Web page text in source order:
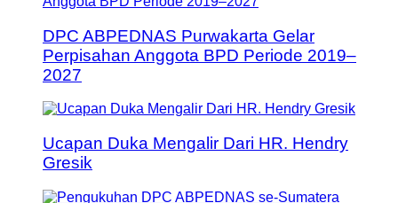
DPC ABPEDNAS Purwakarta Gelar
Perpisahan Anggota BPD Periode 2019–
2027
Ucapan Duka Mengalir Dari HR. Hendry
Gresik